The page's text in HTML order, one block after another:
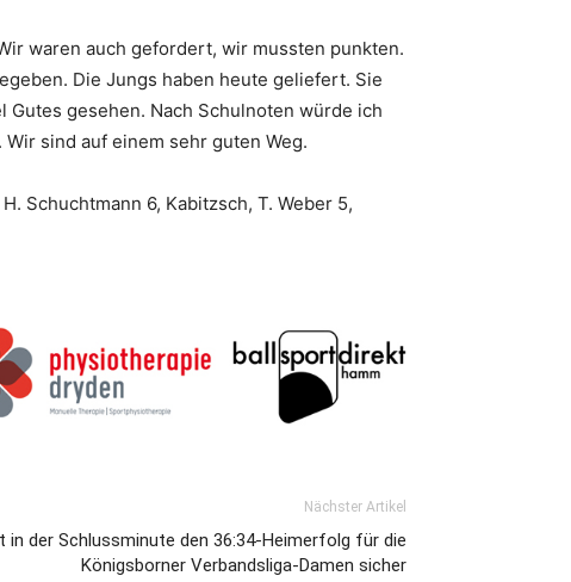
waren auch gefordert, wir mussten punkten.
Die Jungs haben heute geliefert. Sie
gesehen. Nach Schulnoten würde ich
sind auf einem sehr guten Weg.
Schuchtmann 6, Kabitzsch, T. Weber 5,
Nächster Artikel
in der Schlussminute den 36:34-Heimerfolg für die
Königsborner Verbandsliga-Damen sicher